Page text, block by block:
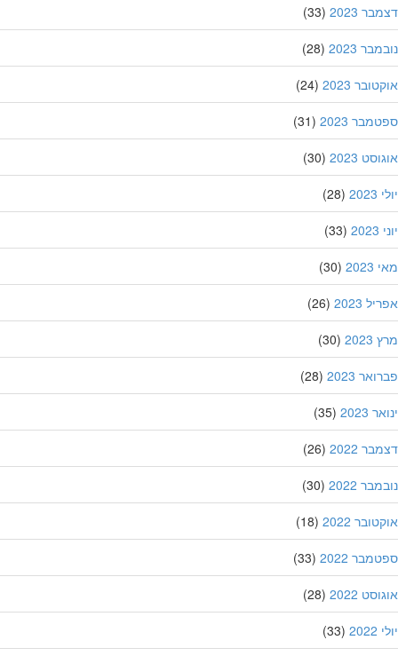
2023
(33)
2023
(28)
2023
(24)
2023
(31)
2023
(30)
(28)
(33)
(30)
2023
(26)
(30)
2023
(28)
2023
(35)
2022
(26)
2022
(30)
2022
(18)
2022
(33)
2022
(28)
(33)